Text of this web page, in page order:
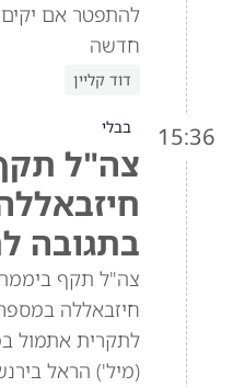
להתפטר אם
חדשה
דוד קליין
15:36 בבלי
צה"ל
בתגובה
צה"ל תקף
חיזבאללה
לתקרית אתמול
(מיל') הראל